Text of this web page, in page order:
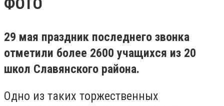
29 мая праздник последнего звонка
отметили более 2600 учащихся из 20
школ Славянского района.
Одно из таких торжественных